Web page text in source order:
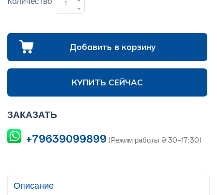
Добавить в корзину
КУПИТЬ СЕЙЧАС
ЗАКАЗАТЬ
+79639099899 (Режим работы 9:30-17:30)
Описание